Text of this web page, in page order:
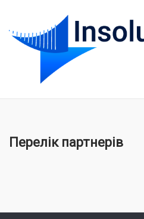
content
Перелік партнерів